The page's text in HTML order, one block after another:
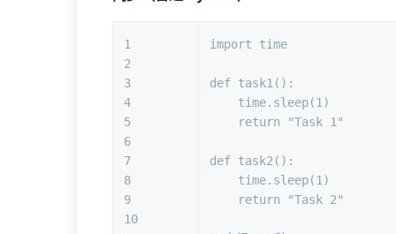
1
2
3
4
5
6
7
8
9
10
import time
def task1 ():
    time.sleep(
1 )
return
"Task 1"
def task2 ():
    time.sleep(
1 )
return
"Task 2"